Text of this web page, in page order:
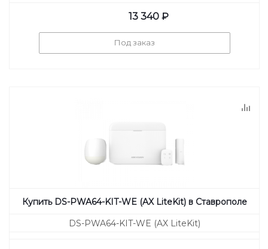
13 340₽
Под заказ
Купить DS-PWA64-KIT-WE (AX LiteKit) в Ставрополе
DS-PWA64-KIT-WE (AX LiteKit)